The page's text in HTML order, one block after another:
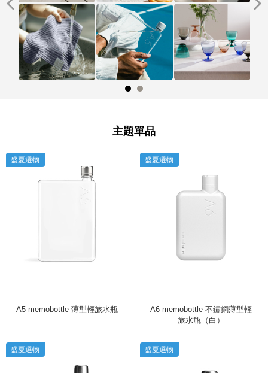
主題單品
盛夏選物
A5 memobottle 薄型輕旅水瓶
盛夏選物
A6 memobottle 不鏽鋼薄型輕
旅水瓶（白）
盛夏選物 盛夏選物